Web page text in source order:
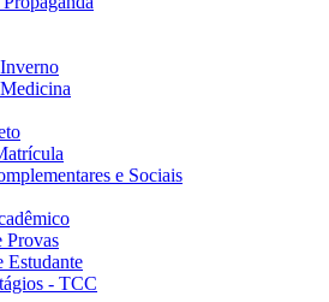
e Sociais
Provas
Estudante
- TCC